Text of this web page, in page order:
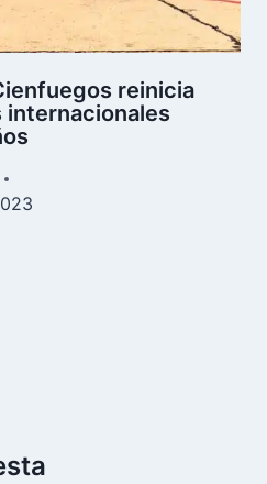
reinicia
internacionales